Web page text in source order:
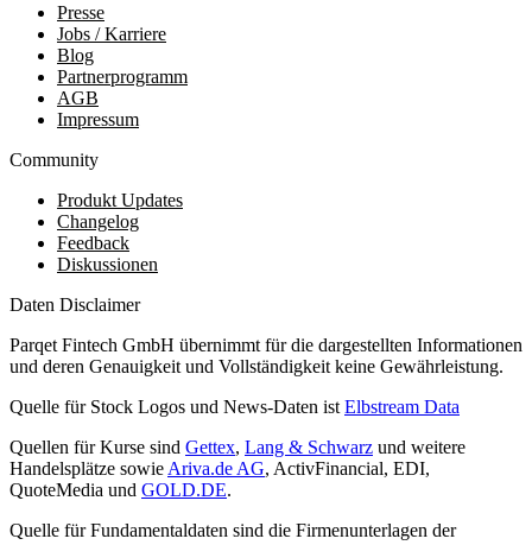
Presse
Jobs / Karriere
Blog
Partnerprogramm
AGB
Impressum
Community
Produkt Updates
Changelog
Feedback
Diskussionen
Daten Disclaimer
Parqet Fintech GmbH übernimmt für die dargestellten Informationen
und deren Genauigkeit und Vollständigkeit keine Gewährleistung.
Quelle für Stock Logos und News-Daten ist Elbstream Data
Quellen für Kurse sind Gettex, Lang & Schwarz und weitere
Handelsplätze sowie Ariva.de AG, ActivFinancial, EDI,
QuoteMedia und GOLD.DE.
Quelle für Fundamentaldaten sind die Firmenunterlagen der